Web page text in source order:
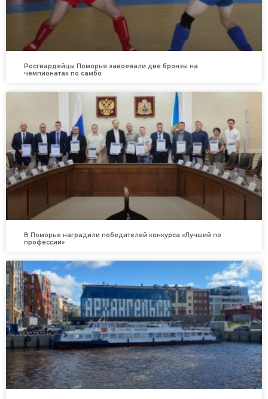
Росгвардейцы Поморья завоевали две бронзы на
чемпионатах по самбо
В Поморье наградили победителей конкурса «Лучший по
профессии»